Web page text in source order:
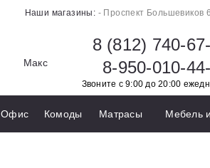
Наши магазины: - Проспект Большевиков
Макс
8 (812) 740-
8-950-010-
Звоните с 9:00 до 20:00
Офис Комоды Матрасы Мебель